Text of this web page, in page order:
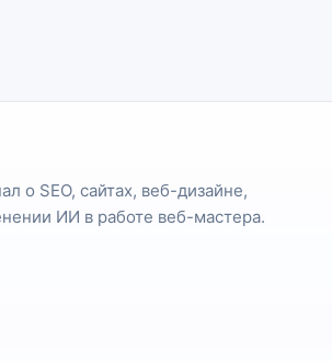
о SEO, сайтах, веб-дизайне,
ИИ в работе веб-мастера.